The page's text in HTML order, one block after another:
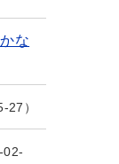
な
27
02-